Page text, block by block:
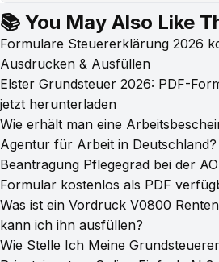
📚 You May Also Like
Formulare Steuererklärung 2026
Ausdrucken & Ausfüllen
Elster Grundsteuer 2026: PDF-
jetzt herunterladen
Wie erhält man eine
Agentur für Arbeit in Deutschland?
Beantragung Pflegegrad bei der
Formular kostenlos als PDF
Was ist ein Vordruck V0800
kann ich ihn ausfüllen?
Wie Stelle Ich Meine